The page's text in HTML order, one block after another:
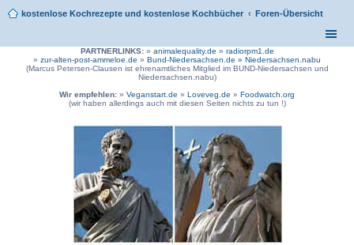
kostenlose Kochrezepte und kostenlose Kochbücher Foren-Übersicht
PARTNERLINKS:» animalequality.de » radiorpm1.de
» zur-alten-post-ammeloe.de » Bund-Niedersachsen.de » Niedersachsen.nabu
(Marcus Petersen-Clausen ist ehrenamtliches Mitglied im BUND-Niedersachsen und
Niedersachsen.nabu)
Wir empfehlen: » Veganstart.de » Loveveg.de » Foodwatch.org
(wir haben allerdings auch mit diesen Seiten nichts zu tun !)